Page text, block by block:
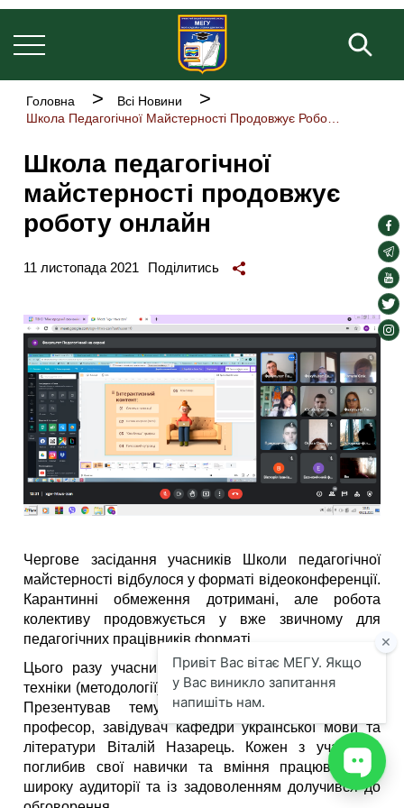
Перейти
до
основного
вмісту
Основна
Рядок
навіґації
Головна
Всі Новини
Школа педагогічної
майстерності продовжує
роботу онлайн
11 листопада 2021 Поділитись
Чергове засідання учасників Школи педагогічної
майстерності відбулося у форматі відеоконференції.
Карантинні обмеження дотримані, але робота
колективу продовжується у вже звичному для
педагогічних працівників форматі.
Цього разу учасники долучилися до обговорення
техніки (методології) проведення відкритого заняття.
Презентував тему доктор філологічних наук,
професор, завідувач кафедри української мови та
літератури Віталій Назарець. Кожен з учасників
поглибив свої навички та вміння працювати на
широку аудиторії та із задоволенням долучився до